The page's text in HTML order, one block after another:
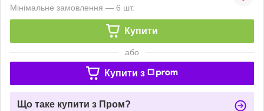
Мінімальне замовлення — 6 шт.
Купити
або
Купити з
Що таке купити з Пром?